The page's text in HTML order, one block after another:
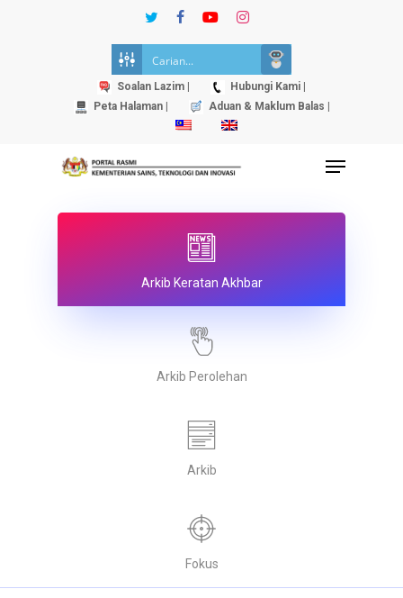
twitterfacebookyoutubeinstagram
Soalan Lazim |
Hubungi Kami |
Peta Halaman |
Aduan & Maklum Balas |
Menu
Arkib Keratan Akhbar
Arkib Perolehan
Arkib
Fokus